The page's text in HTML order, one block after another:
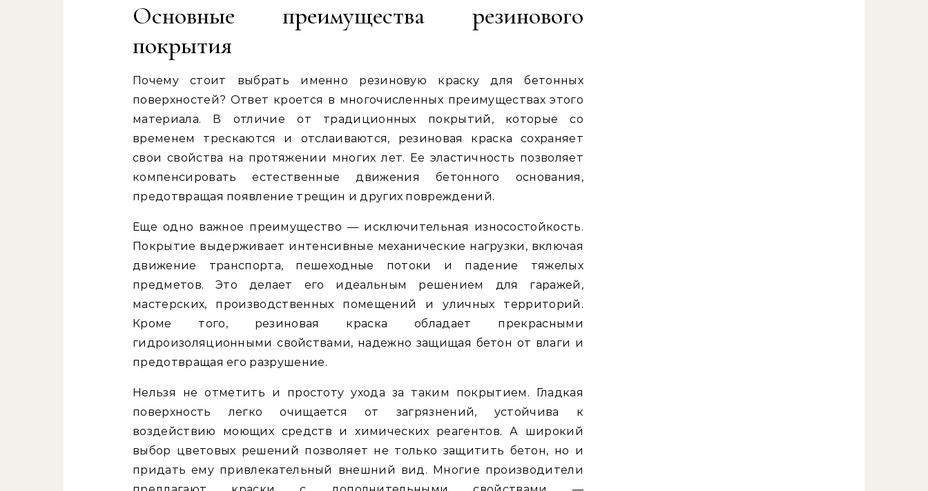
Основные преимущества резинового
покрытия
Почему стоит выбрать именно резиновую краску для бетонных
поверхностей? Ответ кроется в многочисленных преимуществах этого
материала. В отличие от традиционных покрытий, которые со
временем трескаются и отслаиваются, резиновая краска сохраняет
свои свойства на протяжении многих лет. Ее эластичность позволяет
компенсировать естественные движения бетонного основания,
предотвращая появление трещин и других повреждений.
Еще одно важное преимущество — исключительная износостойкость.
Покрытие выдерживает интенсивные механические нагрузки, включая
движение транспорта, пешеходные потоки и падение тяжелых
предметов. Это делает его идеальным решением для гаражей,
мастерских, производственных помещений и уличных территорий.
Кроме того, резиновая краска обладает прекрасными
гидроизоляционными свойствами, надежно защищая бетон от влаги и
предотвращая его разрушение.
Нельзя не отметить и простоту ухода за таким покрытием. Гладкая
поверхность легко очищается от загрязнений, устойчива к
воздействию моющих средств и химических реагентов. А широкий
выбор цветовых решений позволяет не только защитить бетон, но и
придать ему привлекательный внешний вид. Многие производители